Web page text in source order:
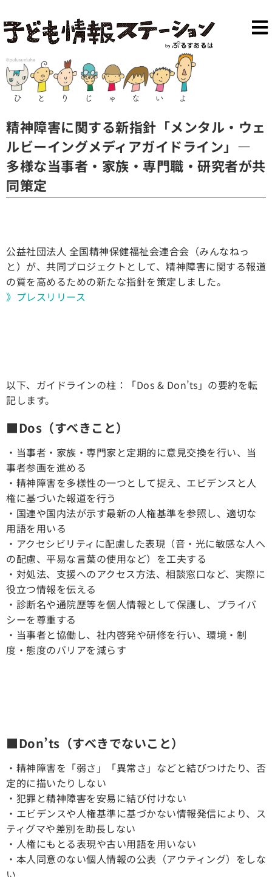
精神障害に関する新指針「メンタル・ウェ
ルビーイングメディアガイドライン」―
多様な当事者・家族・専門職・研究者が共
同策定
公益社団法人 全国精神保健福祉会連合会（みんなねっ
と）が、共同プロジェクトとして、精神障害に関する報道
の質を高めるための新たな指針を策定しました。
》プレスリリース
以下、ガイドラインの柱：「Dos & Don’ts」の要約を転
記します。
■Dos（すべきこと）
・当事者・家族・専門家と定期的に意見交換を行い、当
事者参画を進める
・精神障害を多様性の一つとして捉え、エビデンスと人
権に基づいた報道を行う
・国連や国内法が示す最新の人権基準を参照し、適切な
用語を用いる
・アクセシビリティに配慮した表現（音・光に敏感な人へ
の配慮、平易な言葉の使用など）を工夫する
・対処法、支援へのアクセス方法、相談窓口など、実際に
役立つ情報を伝える
・診断名や通院歴等を個人情報として保護し、プライバ
シーを尊重する
・当事者と協働し、社内啓発や研修を行い、環境・制
度・態度のバリアを減らす
■Don’ts（すべきでないこと）
・精神障害を「弱さ」「異常さ」などと結びつけたり、否
定的に描いたりしない
・犯罪と精神障害を安易に結び付けない
・エビデンスや人権基準に基づかない情報発信により、ス
ティグマや差別を助長しない
・人権にもとる表現や古い用語を用いない
・本人同意のない個人情報の公表（アウティング）をしな
い